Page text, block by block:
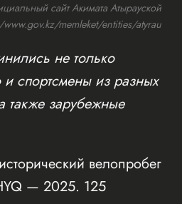
сайт Акимата Атырауской
www.gov.kz/memleket/entities/atyrau
не только
спортсмены из разных
также зарубежные
велопробег
— 2025. 125